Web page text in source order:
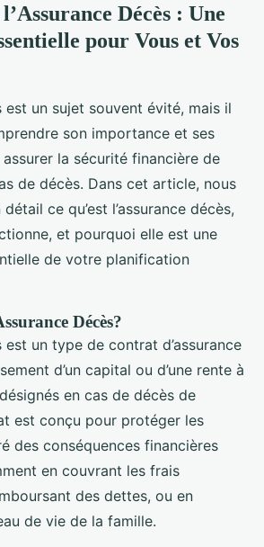
Décès : Une
pour Vous et Vos
est un sujet souvent évité, mais il
son importance et ses
la sécurité financière de
de décès. Dans cet article, nous
ce qu’est l’assurance décès,
et pourquoi elle est une
de votre planification
Décès?
est un type de contrat d’assurance
d’un capital ou d’une rente à
en cas de décès de
est conçu pour protéger les
des conséquences financières
en couvrant les frais
des dettes, ou en
de vie de la famille.